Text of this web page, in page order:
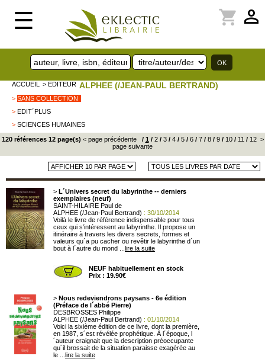
☰ perm_identity
shopping_cart
ACCUEIL > EDITEUR ALPHEE (/JEAN-PAUL BERTRAND)
> SANS COLLECTION
> EDIT´PLUS
> SCIENCES HUMAINES
120 références 12 page(s) < page précédente/ 1 /2/3/4/5/6/7/8/9/10/11 /12 >
page suivante
> L´Univers secret du labyrinthe -- derniers
exemplaires (neuf)
SAINT-HILAIRE Paul de
ALPHEE (/Jean-Paul Bertrand) : 30/10/2014
Voilà le livre de référence indispensable pour tous
ceux qui s’intéressent au labyrinthe. Il propose un
itinéraire à travers les divers secrets, formes et
valeurs qu´a pu cacher ou revêtir le labyrinthe d´un
bout à l´autre du mond ... lire la suite
NEUF habituellement en stock
Prix : 19.90€
> Nous redeviendrons paysans - 6e édition
(Préface de l´abbé Pierre)
DESBROSSES Philippe
ALPHEE (/Jean-Paul Bertrand) : 01/10/2014
Voici la sixième édition de ce livre, dont la première,
en 1987, s´est révélée prophétique. À l´époque, l
´auteur craignait que la description préoccupante
qu´il brossait de la situation paraisse exagérée au
le ... lire la suite